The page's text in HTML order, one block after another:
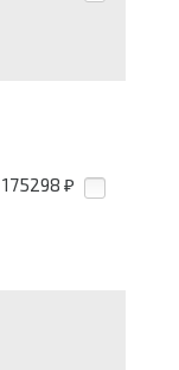
175298 ₽